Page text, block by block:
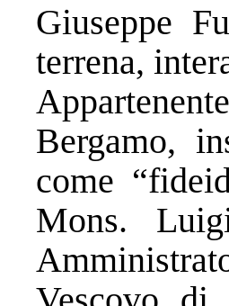
Giuseppe
terrena,
Bergamo,
come
Mons.